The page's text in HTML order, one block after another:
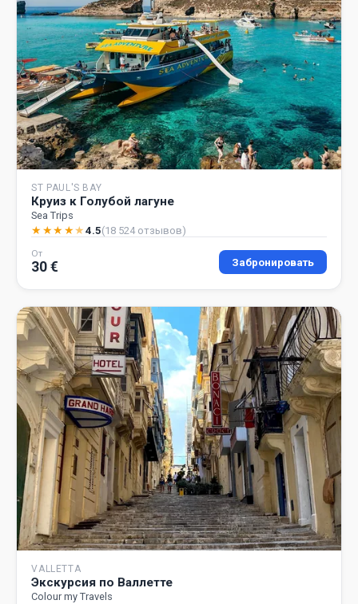
ST PAUL'S BAY
Круиз к Голубой лагуне
Sea Trips
★★★★★ 4.5(18 524 отзывов)
От
30 € Забронировать
VALLETTA
Экскурсия по Валлетте
Colour my Travels